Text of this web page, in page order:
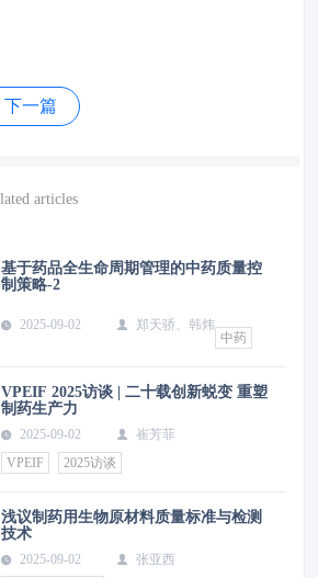
下一篇
基于药品全生命周期管理的中药质量控
制策略-2
2025-09-02
郑天骄、韩炜
中药
VPEIF 2025访谈 | 二十载创新蜕变 重塑
制药生产力
2025-09-02
崔芳菲
VPEIF
2025访谈
浅议制药用生物原材料质量标准与检测
技术
2025-09-02
张亚西